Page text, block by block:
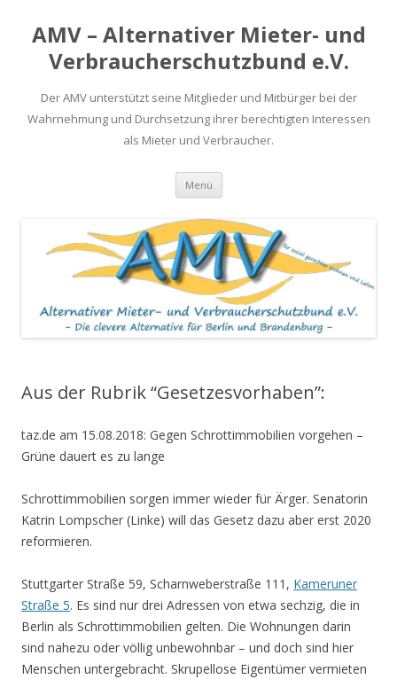
AMV – Alternativer Mieter- und
Verbraucherschutzbund e.V.
Der AMV unterstützt seine Mitglieder und Mitbürger bei der
Wahrnehmung und Durchsetzung ihrer berechtigten Interessen
als Mieter und Verbraucher.
Menü Springe
Inhalt
Aus der Rubrik “Gesetzesvorhaben”:
taz.de am 15.08.2018: Gegen Schrottimmobilien vorgehen –
Grüne dauert es zu lange
Schrottimmobilien sorgen immer wieder für Ärger. Senatorin
Katrin Lompscher (Linke) will das Gesetz dazu aber erst 2020
reformieren.
Stuttgarter Straße 59, Scharnweberstraße 111, Kameruner
Straße 5. Es sind nur drei Adressen von etwa sechzig, die in
Berlin als Schrottimmobilien gelten. Die Wohnungen darin
sind nahezu oder völlig unbewohnbar – und doch sind hier
Menschen untergebracht. Skrupellose Eigentümer vermieten